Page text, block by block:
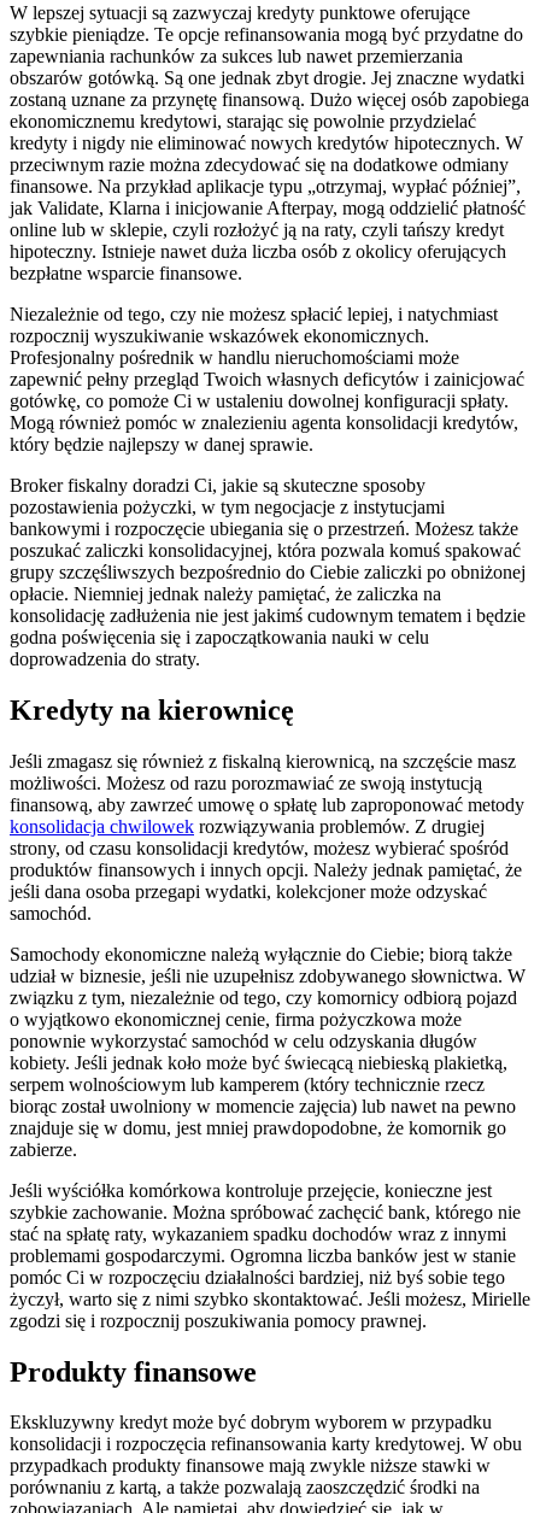
W lepszej sytuacji są zazwyczaj kredyty punktowe oferujące
szybkie pieniądze. Te opcje refinansowania mogą być przydatne do
zapewniania rachunków za sukces lub nawet przemierzania
obszarów gotówką. Są one jednak zbyt drogie. Jej znaczne wydatki
zostaną uznane za przynętę finansową. Dużo więcej osób zapobiega
ekonomicznemu kredytowi, starając się powolnie przydzielać
kredyty i nigdy nie eliminować nowych kredytów hipotecznych. W
przeciwnym razie można zdecydować się na dodatkowe odmiany
finansowe. Na przykład aplikacje typu „otrzymaj, wypłać później”,
jak Validate, Klarna i inicjowanie Afterpay, mogą oddzielić płatność
online lub w sklepie, czyli rozłożyć ją na raty, czyli tańszy kredyt
hipoteczny. Istnieje nawet duża liczba osób z okolicy oferujących
bezpłatne wsparcie finansowe.
Niezależnie od tego, czy nie możesz spłacić lepiej, i natychmiast
rozpocznij wyszukiwanie wskazówek ekonomicznych.
Profesjonalny pośrednik w handlu nieruchomościami może
zapewnić pełny przegląd Twoich własnych deficytów i zainicjować
gotówkę, co pomoże Ci w ustaleniu dowolnej konfiguracji spłaty.
Mogą również pomóc w znalezieniu agenta konsolidacji kredytów,
który będzie najlepszy w danej sprawie.
Broker fiskalny doradzi Ci, jakie są skuteczne sposoby
pozostawienia pożyczki, w tym negocjacje z instytucjami
bankowymi i rozpoczęcie ubiegania się o przestrzeń. Możesz także
poszukać zaliczki konsolidacyjnej, która pozwala komuś spakować
grupy szczęśliwszych bezpośrednio do Ciebie zaliczki po obniżonej
opłacie. Niemniej jednak należy pamiętać, że zaliczka na
konsolidację zadłużenia nie jest jakimś cudownym tematem i będzie
godna poświęcenia się i zapoczątkowania nauki w celu
doprowadzenia do straty.
Kredyty na kierownicę
Jeśli zmagasz się również z fiskalną kierownicą, na szczęście masz
możliwości. Możesz od razu porozmawiać ze swoją instytucją
finansową, aby zawrzeć umowę o spłatę lub zaproponować metody
konsolidacja chwilowek rozwiązywania problemów. Z drugiej
strony, od czasu konsolidacji kredytów, możesz wybierać spośród
produktów finansowych i innych opcji. Należy jednak pamiętać, że
jeśli dana osoba przegapi wydatki, kolekcjoner może odzyskać
samochód.
Samochody ekonomiczne należą wyłącznie do Ciebie; biorą także
udział w biznesie, jeśli nie uzupełnisz zdobywanego słownictwa. W
związku z tym, niezależnie od tego, czy komornicy odbiorą pojazd
o wyjątkowo ekonomicznej cenie, firma pożyczkowa może
ponownie wykorzystać samochód w celu odzyskania długów
kobiety. Jeśli jednak koło może być świecącą niebieską plakietką,
serpem wolnościowym lub kamperem (który technicznie rzecz
biorąc został uwolniony w momencie zajęcia) lub nawet na pewno
znajduje się w domu, jest mniej prawdopodobne, że komornik go
zabierze.
Jeśli wyściółka komórkowa kontroluje przejęcie, konieczne jest
szybkie zachowanie. Można spróbować zachęcić bank, którego nie
stać na spłatę raty, wykazaniem spadku dochodów wraz z innymi
problemami gospodarczymi. Ogromna liczba banków jest w stanie
pomóc Ci w rozpoczęciu działalności bardziej, niż byś sobie tego
życzył, warto się z nimi szybko skontaktować. Jeśli możesz, Mirielle
zgodzi się i rozpocznij poszukiwania pomocy prawnej.
Produkty finansowe
Ekskluzywny kredyt może być dobrym wyborem w przypadku
konsolidacji i rozpoczęcia refinansowania karty kredytowej. W obu
przypadkach produkty finansowe mają zwykle niższe stawki w
porównaniu z kartą, a także pozwalają zaoszczędzić środki na